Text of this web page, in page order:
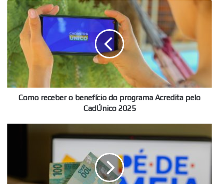
Como
receber
benefício
do
programa
Acredita
pelo
CadÚnico
2025Como receber o benefício do programa Acredita pelo
CadÚnico 2025
foram